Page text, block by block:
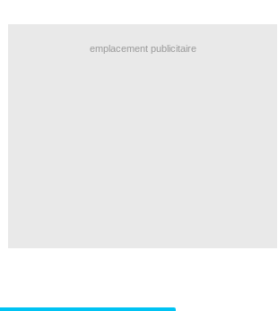
emplacement publicitaire